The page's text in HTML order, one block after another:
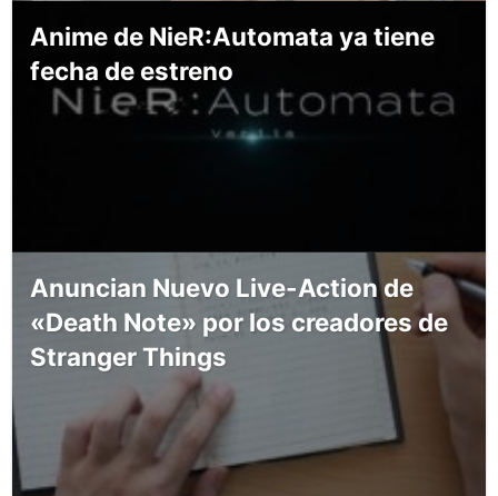
Anime de NieR:Automata ya tiene
fecha de estreno
Anuncian Nuevo Live-Action de
«Death Note» por los creadores de
Stranger Things